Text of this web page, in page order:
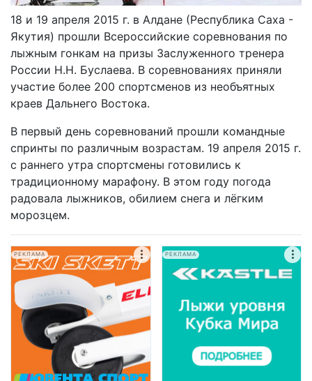
18 и 19 апреля 2015 г. в Алдане (Республика Саха -
Якутия) прошли Всероссийские соревнования по
лыжным гонкам на призы Заслуженного тренера
России Н.Н. Буслаева. В соревнованиях приняли
участие более 200 спортсменов из необъятных
краев Дальнего Востока.
В первый день соревнований прошли командные
спринты по различным возрастам. 19 апреля 2015 г.
с раннего утра спортсмены готовились к
традиционному марафону. В этом году погода
радовала лыжников, обилием снега и лёгким
морозцем.
РЕКЛАМА РЕКЛАМА